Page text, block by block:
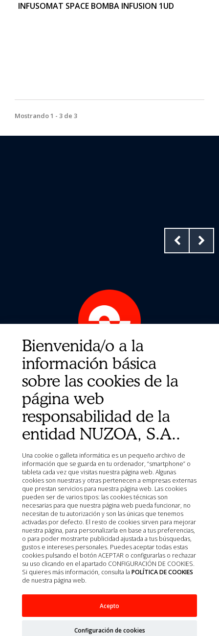
INFUSOMAT SPACE BOMBA INFUSION 1UD
Mostrando 1 - 3 de 3
Enlaces Rápidos
Contacto
Sobre nosotros
Política de privacidad
Política de calidad
Política de cookies
Aviso Legal
Mapa del sitio
Organismos
Ministerio de Agricultura, Pesca, Alimentación y Medio
Ambiente (MAPA)
Agencia Española de Medicamentos y Productos
Sanitarios (AEMPS)
AEMPS del centro de información de medicamentos
veterinarios CIMAVET
Bienvenida/o a la
información básica
sobre las cookies de la
página web
responsabilidad de la
entidad NUZOA, S.A..
Una cookie o galleta informática es un pequeño archivo de
información que se guarda en tu ordenador, “smartphone” o
tableta cada vez que visitas nuestra página web. Algunas
cookies son nuestras y otras pertenecen a empresas externas
que prestan servicios para nuestra página web. Las cookies
pueden ser de varios tipos: las cookies técnicas son
necesarias para que nuestra página web pueda funcionar, no
necesitan de tu autorización y son las únicas que tenemos
activadas por defecto. El resto de cookies sirven para mejorar
nuestra página, para personalizarla en base a tus preferencias,
o para poder mostrarte publicidad ajustada a tus búsquedas,
gustos e intereses personales. Puedes aceptar todas estas
cookies pulsando el botón ACEPTAR o configurarlas o rechazar
su uso clicando en el apartado CONFIGURACIÓN DE COOKIES.
Si quieres más información, consulta la POLÍTICA DE COOKIES
de nuestra página web.
Acepto
Configuración de cookies